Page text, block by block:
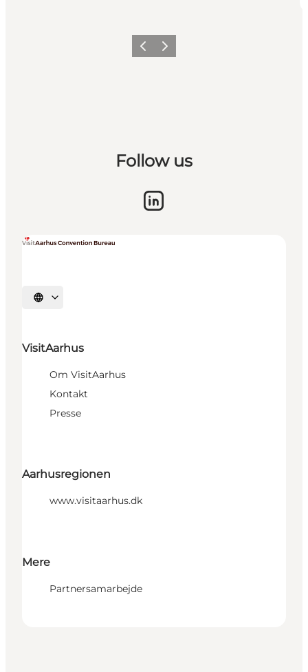
ForrigeNæste
Follow us
Vælg sprog
VisitAarhus
Om VisitAarhus
Kontakt
Presse
Aarhusregionen
www.visitaarhus.dk
Mere
Partnersamarbejde